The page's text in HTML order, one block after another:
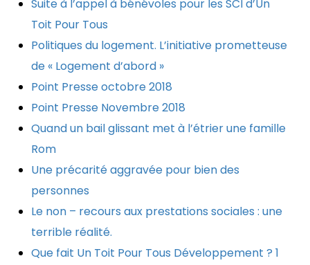
Suite à l’appel à bénévoles pour les SCI d’Un
Toit Pour Tous
Politiques du logement. L’initiative prometteuse
de « Logement d’abord »
Point Presse octobre 2018
Point Presse Novembre 2018
Quand un bail glissant met à l’étrier une famille
Rom
Une précarité aggravée pour bien des
personnes
Le non – recours aux prestations sociales : une
terrible réalité.
Que fait Un Toit Pour Tous Développement ? 1